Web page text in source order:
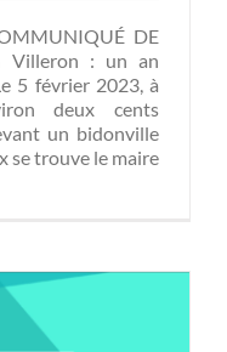
DE
Villeron : un an
5 février 2023, à
deux cents
un bidonville
se trouve le maire